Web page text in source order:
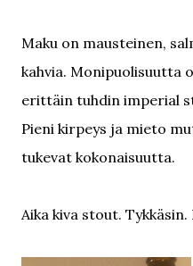
Maku on mausteinen,
kahvia. Monipuolisuutta
erittäin tuhdin imperial
Pieni kirpeys ja mieto
tukevat kokonaisuutta.
Aika kiva stout.